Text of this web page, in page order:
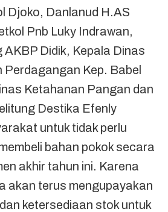
Djoko, Danlanud H.AS
Pnb Luky Indrawan,
AKBP Didik, Kepala Dinas
Perdagangan Kep. Babel
Ketahanan Pangan dan
Destika Efenly
untuk tidak perlu
bahan pokok secara
akhir tahun ini. Karena
akan terus mengupayakan
ketersediaan stok untuk